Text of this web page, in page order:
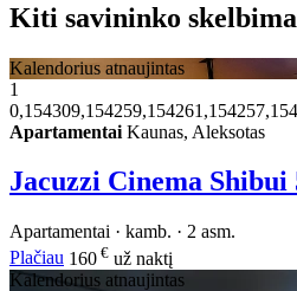
Kiti savininko
Kalendorius atnaujintas
1
Apartamentai Kaunas, Aleksotas
Jacuzzi Cinema Shibui
Apartamentai · kamb. · 2 asm.
Plačiau 160 € už naktį
Kalendorius atnaujintas